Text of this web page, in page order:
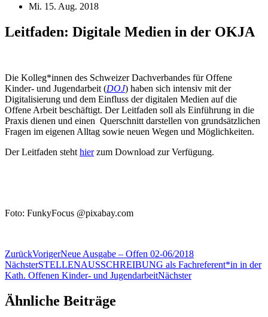
Mi. 15. Aug. 2018
Leitfaden: Digitale Medien in der OKJA
Die Kolleg*innen des Schweizer Dachverbandes für Offene
Kinder- und Jugendarbeit (DOJ) haben sich intensiv mit der
Digitalisierung und dem Einfluss der digitalen Medien auf die
Offene Arbeit beschäftigt. Der Leitfaden soll als Einführung in die
Praxis dienen und einen Querschnitt darstellen von grundsätzlichen
Fragen im eigenen Alltag sowie neuen Wegen und Möglichkeiten.
Der Leitfaden steht hierzum Download zur Verfügung.
Foto: FunkyFocus @pixabay.com
ZurückVorigerNeue Ausgabe – Offen 02-06/2018
NächsterSTELLENAUSSCHREIBUNG als Fachreferent*in in der
Kath. Offenen Kinder- und JugendarbeitNächster
Ähnliche Beiträge